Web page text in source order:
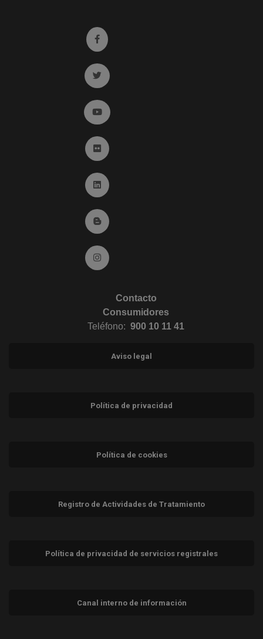
Ir a facebook (abre en ventana nueva)
Ir a twitter (abre en ventana nueva)
Ir a YouTube (abre en ventana nueva)
Ir a Flickr (abre en ventana nueva)
Ir a Linkedin (abre en ventana nueva)
Ir al Blog (abre en ventana nueva)
Ir a Instagram (abre en ventana nueva)
Contacto
Consumidores
Teléfono: 900 10 11 41
Aviso legal
Política de privacidad
Política de cookies
Registro de Actividades de Tratamiento
Política de privacidad de servicios registrales
Canal interno de información